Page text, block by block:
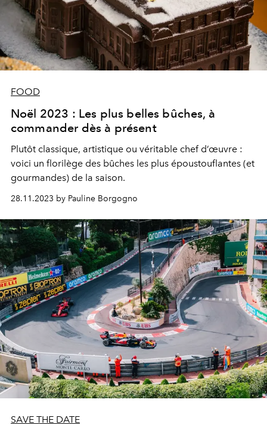
FOOD
Noël 2023 : Les plus belles bûches, à
commander dès à présent
Plutôt classique, artistique ou véritable chef d’œuvre :
voici un florilège des bûches les plus époustouflantes (et
gourmandes) de la saison.
28.11.2023 by Pauline Borgogno
SAVE THE DATE